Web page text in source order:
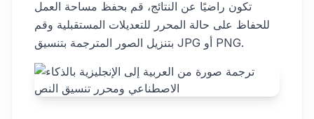
تكون راضيًا عن النتائج، قم بحفظ مساحة العمل
للحفاظ على حالة المحرر للتعديلات المستقبلية وقم
بتنزيل الصور المترجمة بتنسيق JPG أو PNG.